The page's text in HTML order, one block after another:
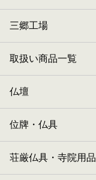
三郷工場
取扱い商品一覧
仏壇
位牌・仏具
荘厳仏具・寺院用品